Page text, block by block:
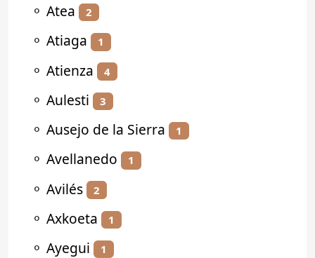
⚬ Atea 2
⚬ Atiaga 1
⚬ Atienza 4
⚬ Aulesti 3
⚬ Ausejo de la Sierra 1
⚬ Avellanedo 1
⚬ Avilés 2
⚬ Axkoeta 1
⚬ Ayegui 1